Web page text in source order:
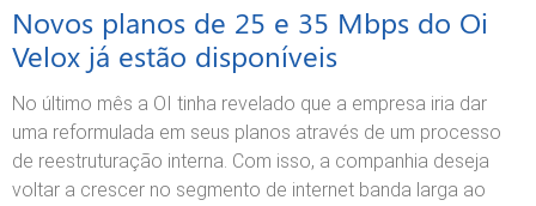
Novos planos de 25 e 35 Mbps do Oi
Velox já estão disponíveis
No último mês a OI tinha revelado que a empresa iria dar
uma reformulada em seus planos através de um processo
de reestruturação interna. Com isso, a companhia deseja
voltar a crescer no segmento de internet banda larga ao